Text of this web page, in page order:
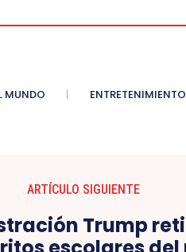
MUNDO ENTRETENIMIENTO
ARTÍCULO SIGUIENTE